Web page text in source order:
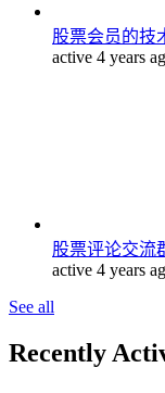
股票会员的技
active 4 years
股票评论交流
active 4 years
See all
Recently